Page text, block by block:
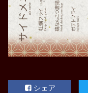
シェア